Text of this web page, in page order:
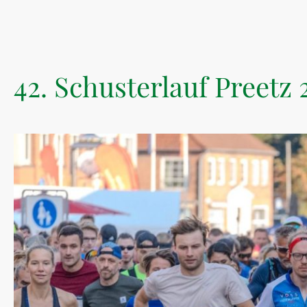
42. Schusterlauf Preetz